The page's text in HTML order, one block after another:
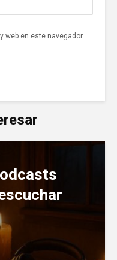
web en este navegador